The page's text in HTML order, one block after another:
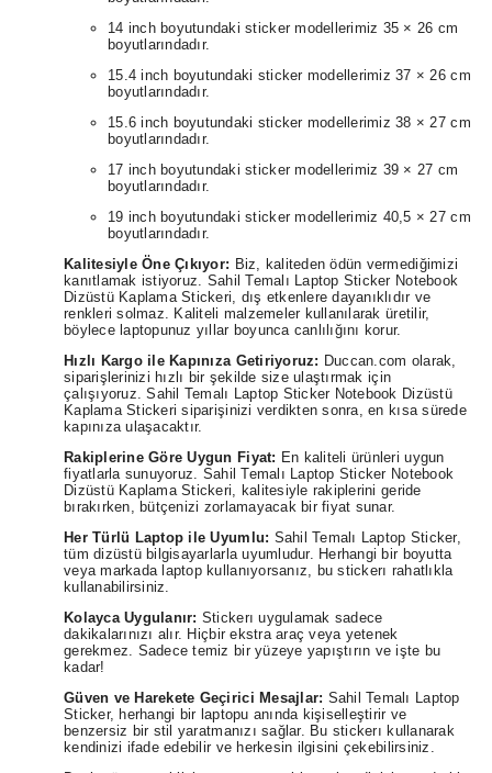
14 inch boyutundaki sticker modellerimiz 35 × 26 cm
boyutlarındadır.
15.4 inch boyutundaki sticker modellerimiz 37 × 26 cm
boyutlarındadır.
15.6 inch boyutundaki sticker modellerimiz 38 × 27 cm
boyutlarındadır.
17 inch boyutundaki sticker modellerimiz 39 × 27 cm
boyutlarındadır.
19 inch boyutundaki sticker modellerimiz 40,5 × 27 cm
boyutlarındadır.
Kalitesiyle Öne Çıkıyor: Biz, kaliteden ödün vermediğimizi
kanıtlamak istiyoruz. Sahil Temalı Laptop Sticker Notebook
Dizüstü Kaplama Stickeri, dış etkenlere dayanıklıdır ve
renkleri solmaz. Kaliteli malzemeler kullanılarak üretilir,
böylece laptopunuz yıllar boyunca canlılığını korur.
Hızlı Kargo ile Kapınıza Getiriyoruz: Duccan.com olarak,
siparişlerinizi hızlı bir şekilde size ulaştırmak için
çalışıyoruz. Sahil Temalı Laptop Sticker Notebook Dizüstü
Kaplama Stickeri siparişinizi verdikten sonra, en kısa sürede
kapınıza ulaşacaktır.
Rakiplerine Göre Uygun Fiyat: En kaliteli ürünleri uygun
fiyatlarla sunuyoruz. Sahil Temalı Laptop Sticker Notebook
Dizüstü Kaplama Stickeri, kalitesiyle rakiplerini geride
bırakırken, bütçenizi zorlamayacak bir fiyat sunar.
Her Türlü Laptop ile Uyumlu: Sahil Temalı Laptop Sticker,
tüm dizüstü bilgisayarlarla uyumludur. Herhangi bir boyutta
veya markada laptop kullanıyorsanız, bu stickerı rahatlıkla
kullanabilirsiniz.
Kolayca Uygulanır: Stickerı uygulamak sadece
dakikalarınızı alır. Hiçbir ekstra araç veya yetenek
gerekmez. Sadece temiz bir yüzeye yapıştırın ve işte bu
kadar!
Güven ve Harekete Geçirici Mesajlar: Sahil Temalı Laptop
Sticker, herhangi bir laptopu anında kişiselleştirir ve
benzersiz bir stil yaratmanızı sağlar. Bu stickerı kullanarak
kendinizi ifade edebilir ve herkesin ilgisini çekebilirsiniz.